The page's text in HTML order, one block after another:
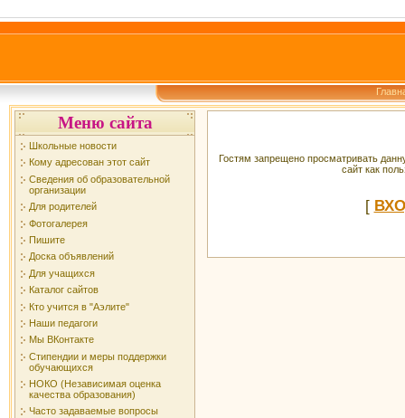
Меню сайта
Школьные новости
Кому адресован этот сайт
Сведения об образовательной
организации
Для родителей
Фотогалерея
Пишите
Доска объявлений
Для учащихся
Каталог сайтов
Кто учится в "Аэлите"
Наши педагоги
Мы ВКонтакте
Стипендии и меры поддержки
обучающихся
НОКО (Независимая оценка
качества образования)
Часто задаваемые вопросы
Гостям запрещено просматривать
сайт как
[